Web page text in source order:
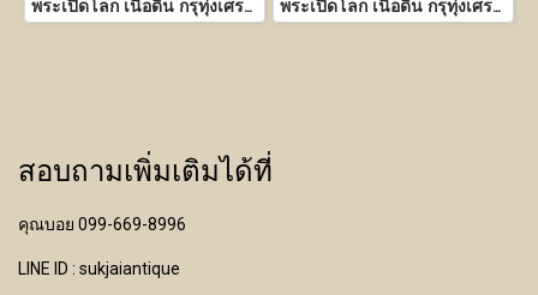
พระเปิดโลก เนื้อดิน กรุทุ่งเศรษฐี กำแพงเพชร พระเปิดโลก เนื้อดิน กรุทุ่งเศรษฐี กำแพงเพชร
สอบถามเพิ่มเติมได้ที่
คุณบอย 099-669-8996
LINE ID : sukjaiantique